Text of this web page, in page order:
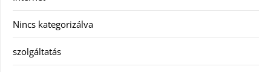
Nincs kategorizálva
szolgáltatás